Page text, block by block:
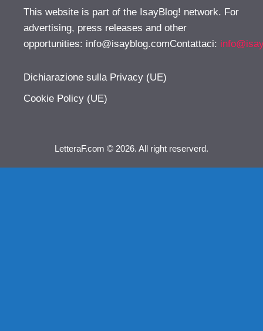
This website is part of the IsayBlog! network. For
advertising, press releases and other
opportunities: info@isayblog.comContattaci:
Dichiarazione sulla Privacy (UE)
Cookie Policy (UE)
LetteraF.com © 2026. All right reserverd.